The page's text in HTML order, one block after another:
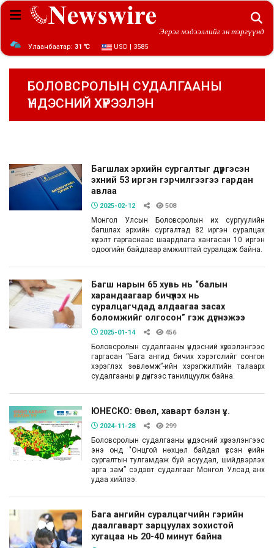
Эерэг мэдээллийг эн тэргүүнд
Улаанбаатар: 31 ℃ USD | 3585
БОЛОВСРОЛЫН СУДАЛГААНЫ
ҮНДЭСНИЙ ХҮРЭЭЛЭН
Багшлах эрхийн сургалтыг дүүргэсэн
эхний 53 иргэн гэрчилгээгээ гардан
авлаа
2025-02-12 508
Монгол Улсын Боловсролын их сургуулийн
багшлах эрхийн сургалтад 82 иргэн суралцах
хүсэлт гаргаснаас шаардлага хангасан 10 иргэн
одоогийн байдлаар амжилттай суралцаж байна.
Багш нарын 65 хувь нь “балын
харандаагаар бичүүлэх нь
суралцагчдад алдаагаа засах
боломжийг олгосон” гэж дүгнэжээ
2025-01-14 456
Боловсролын судалгааны үндэсний хүрээлэнгээс
гаргасан “Бага ангид бичих хэрэгслийг сонгон
хэрэглэх зөвлөмж”-ийн хэрэгжилтийн талаарх
судалгааны үр дүнгээс танилцуулж байна.
ЮНЕСКО: Өвөл, хаварт бэлэн үү...
2024-11-28 299
Боловсролын судалгааны үндэсний хүрээлэнгээс
энэ онд "Онцгой нөхцөл байдал үүссэн үеийн
сургалтын тулгамдаж буй асуудал, шийдвэрлэх
арга зам” сэдэвт судалгааг Монгол Улсад анх
удаа хийлээ.
Бага ангийн суралцагчийн гэрийн
даалгаварт зарцуулах зохистой
хугацаа нь 20-40 минут байна